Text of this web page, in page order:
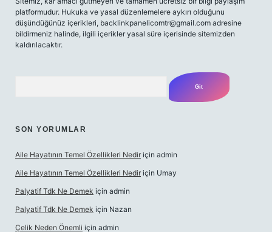
platformudur. Hukuka ve yasal düzenlemelere aykırı olduğunu
düşündüğünüz içerikleri, backlinkpanelicomtr@gmail.com adresine
bildirmeniz halinde, ilgili içerikler yasal süre içerisinde sitemizden
kaldırılacaktır.
SON YORUMLAR
Aile Hayatının Temel Özellikleri Nedir için admin
Aile Hayatının Temel Özellikleri Nedir için Umay
Palyatif Tdk Ne Demek için admin
Palyatif Tdk Ne Demek için Nazan
Çelik Neden Önemli için admin